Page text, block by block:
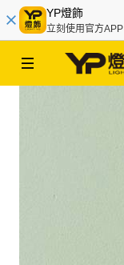
YP燈飾
立刻使用官方APP